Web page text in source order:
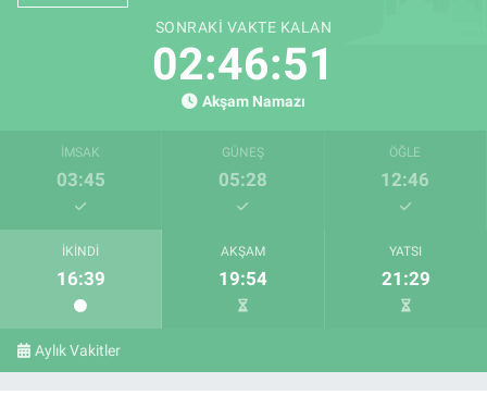
SONRAKI VAKTE KALAN
02:46:51
Akşam Namazı
İMSAK
03:45
GÜNEŞ
05:28
ÖĞLE
12:46
İKINDI
16:39
AKŞAM
19:54
YATSI
21:29
Aylık Vakitler